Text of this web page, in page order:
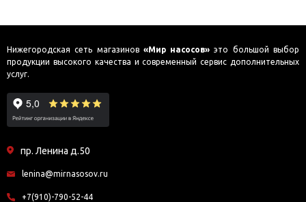
Нижегородская сеть магазинов «Мир насосов» это большой выбор
продукции высокого качества и современный сервис дополнительных
услуг.
пр. Ленина д.50
lenina@mirnasosov.ru
+7(910)-790-52-44